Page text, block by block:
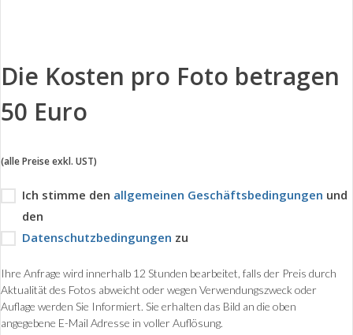
Die Kosten pro Foto betragen
50 Euro
(alle Preise exkl. UST)
Ich stimme den allgemeinen Geschäftsbedingungen und
den
Datenschutzbedingungen zu
Ihre Anfrage wird innerhalb 12 Stunden bearbeitet, falls der Preis durch
Aktualität des Fotos abweicht oder wegen Verwendungszweck oder
Auflage werden Sie Informiert. Sie erhalten das Bild an die oben
angegebene E-Mail Adresse in voller Auflösung.